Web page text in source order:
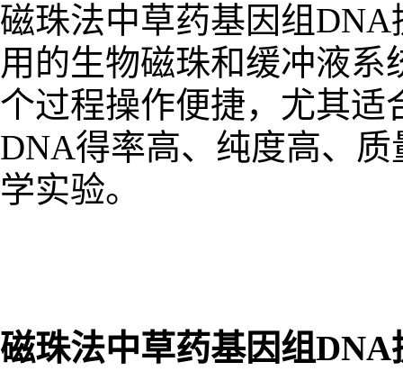
磁珠法中草药基因组
用的生物磁珠和缓冲液
个过程操作便捷，尤其适
DNA得率高、纯度高、
学实验。
磁珠法中草药基因组DNA